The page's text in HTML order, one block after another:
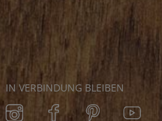
IN VERBINDUNG BLEIBEN